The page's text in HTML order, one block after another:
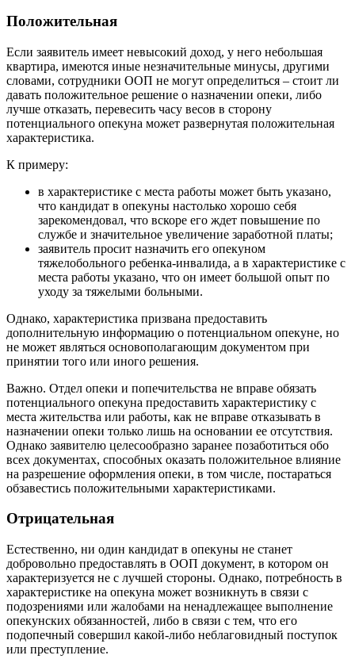
Положительная
Если заявитель имеет невысокий доход, у него небольшая
квартира, имеются иные незначительные минусы, другими
словами, сотрудники ООП не могут определиться – стоит ли
давать положительное решение о назначении опеки, либо
лучше отказать, перевесить часу весов в сторону
потенциального опекуна может развернутая положительная
характеристика.
К примеру:
в характеристике с места работы может быть указано,
что кандидат в опекуны настолько хорошо себя
зарекомендовал, что вскоре его ждет повышение по
службе и значительное увеличение заработной платы;
заявитель просит назначить его опекуном
тяжелобольного ребенка-инвалида, а в характеристике с
места работы указано, что он имеет большой опыт по
уходу за тяжелыми больными.
Однако, характеристика призвана предоставить
дополнительную информацию о потенциальном опекуне, но
не может являться основополагающим документом при
принятии того или иного решения.
Важно. Отдел опеки и попечительства не вправе обязать
потенциального опекуна предоставить характеристику с
места жительства или работы, как не вправе отказывать в
назначении опеки только лишь на основании ее отсутствия.
Однако заявителю целесообразно заранее позаботиться обо
всех документах, способных оказать положительное влияние
на разрешение оформления опеки, в том числе, постараться
обзавестись положительными характеристиками.
Отрицательная
Естественно, ни один кандидат в опекуны не станет
добровольно предоставлять в ООП документ, в котором он
характеризуется не с лучшей стороны. Однако, потребность в
характеристике на опекуна может возникнуть в связи с
подозрениями или жалобами на ненадлежащее выполнение
опекунских обязанностей, либо в связи с тем, что его
подопечный совершил какой-либо неблаговидный поступок
или преступление.